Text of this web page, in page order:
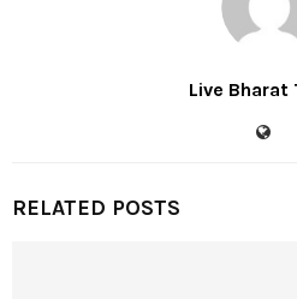
Live Bharat
RELATED POSTS